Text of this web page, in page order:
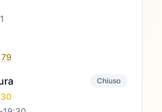
Chiuso